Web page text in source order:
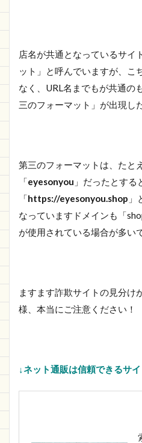
店名が共通となっているサイ
ット」と呼んでいますが、こ
なく、URL名までもが共通の
三のフォーマット」が出現し
第三のフォーマットは、たと
「eyesonyou 」だったとする
「https://eyesonyou.shop 」
なっていますドメインも「
が使用されている場合が多い
ますます詐欺サイトの見分け
様、本当にご注意ください！
↓ネット通販は信頼できるサ